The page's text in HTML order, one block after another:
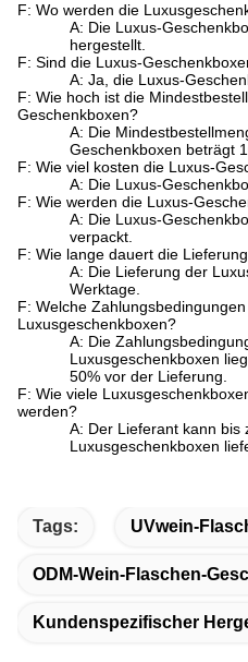
F: Wo werden die
A: Die Luxus-
hergestellt.
F: Sind die Luxus-
A: Ja, die Luxus-
F: Wie hoch ist die
Geschenkboxen?
A: Die
Geschenkboxen beträgt
F: Wie viel kosten die Luxus-
A: Die Luxus-
F: Wie werden die Luxus-
A: Die Luxus-
verpackt.
F: Wie lange dauert die
A: Die Lieferung der
Werktage.
F: Welche
Luxusgeschenkboxen?
A: Die
Luxusgeschenkboxen
50% vor der Lieferung.
F: Wie viele
werden?
A: Der Lieferant kann bis
Luxusgeschenkboxen
Tags: UVwein-
ODM-Wein-Flaschen-
Kundenspezifischer